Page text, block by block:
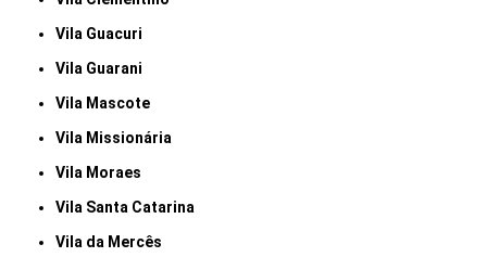
Vila Guacuri
Vila Guarani
Vila Mascote
Vila Missionária
Vila Moraes
Vila Santa Catarina
Vila da Mercês